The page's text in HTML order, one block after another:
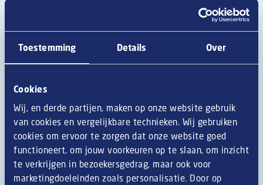
Toestemming Details Over
Cookies
Wij, en derde partijen, maken op onze website gebruik
van cookies en vergelijkbare technieken. Wij gebruiken
cookies om ervoor te zorgen dat onze website goed
functioneert, om jouw voorkeuren op te slaan, om inzicht
te verkrijgen in bezoekersgedrag, maar ook voor
marketingdoeleinden zoals personalisatie. Door op
Welke snacks passen het best bij
hard seltzer? De perfecte food
pairings.